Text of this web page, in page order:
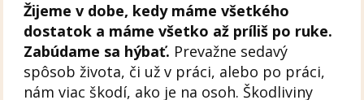
Žijeme v dobe, kedy máme všetkého
dostatok a máme všetko až príliš po ruke.
Zabúdame sa hýbať. Prevažne sedavý
spôsob života, či už v práci, alebo po práci,
nám viac škodí, ako je na osoh. Škodliviny